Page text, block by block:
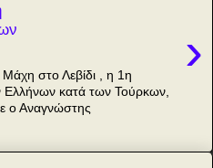
›
στο Λεβίδι , η 1η
κατά των Τούρκων,
ο Αναγνώστης